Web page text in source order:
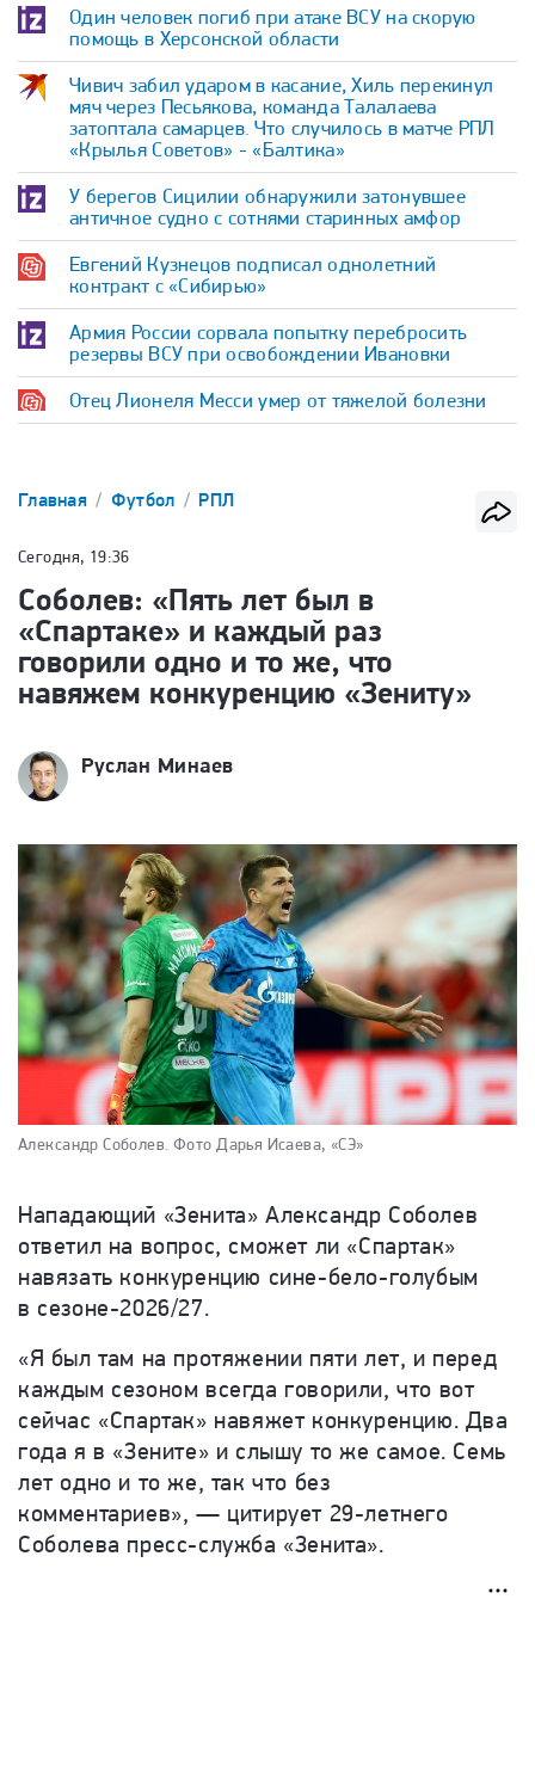
Один человек погиб при атаке ВСУ на скорую
помощь в Херсонской области
Чивич забил ударом в касание, Хиль перекинул
мяч через Песьякова, команда Талалаева
затоптала самарцев. Что случилось в матче РПЛ
«Крылья Советов» - «Балтика»
У берегов Сицилии обнаружили затонувшее
античное судно с сотнями старинных амфор
Евгений Кузнецов подписал однолетний
контракт с «Сибирью»
Армия России сорвала попытку перебросить
резервы ВСУ при освобождении Ивановки
Отец Лионеля Месси умер от тяжелой болезни
Главная Футбол РПЛ
Сегодня, 19:36
Соболев: «Пять лет был в
«Спартаке» и каждый раз
говорили одно и то же, что
навяжем конкуренцию «Зениту»
Руслан Минаев
Александр Соболев. Фото Дарья Исаева, «СЭ»
Нападающий «Зенита» Александр Соболев
ответил на вопрос, сможет ли «Спартак»
навязать конкуренцию сине-бело-голубым
в сезоне-2026/27.
«Я был там на протяжении пяти лет, и перед
каждым сезоном всегда говорили, что вот
сейчас «Спартак» навяжет конкуренцию. Два
года я в «Зените» и слышу то же самое. Семь
лет одно и то же, так что без
комментариев», — цитирует 29-летнего
Соболева пресс-служба «Зенита».